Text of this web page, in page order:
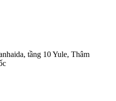
tầng 10 Yule, Thâm